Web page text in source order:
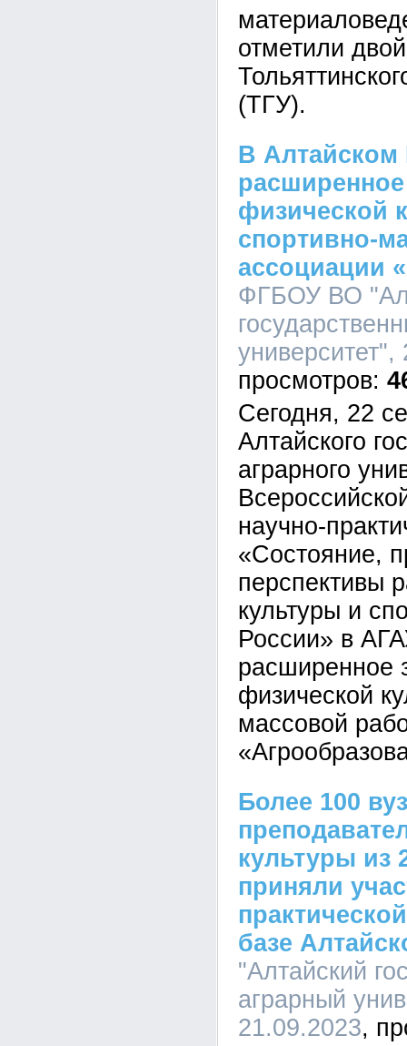
отметили
(ТГУ).
В
физической
спортивно-
ассоциации
ФГБОУ ВО
Сегодня, 22
Алтайского
аграрного
научно-
«Состояние,
перспективы
культуры и
России» в
расширенное
физической
массовой
Более 100
культуры из
приняли
базе
"Алтайский
аграрный
21.09.2023